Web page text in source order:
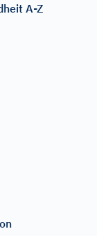
A-Z